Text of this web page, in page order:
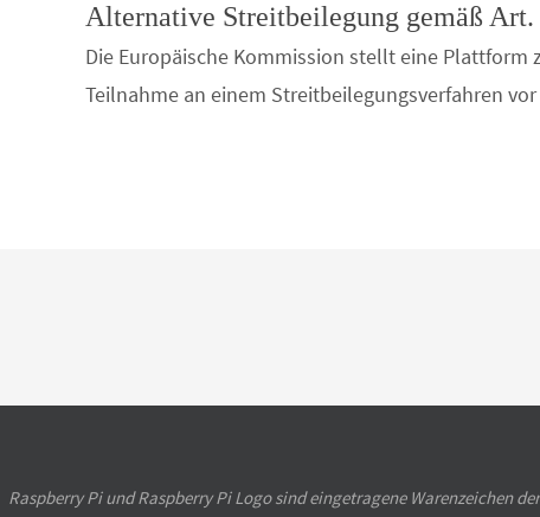
Alternative Streitbeilegung gemäß
Die Europäische Kommission stellt eine
Teilnahme an einem Streitbeilegungsverfahren
Raspberry Pi und Raspberry Pi Logo sind eingetragene Warenzeichen